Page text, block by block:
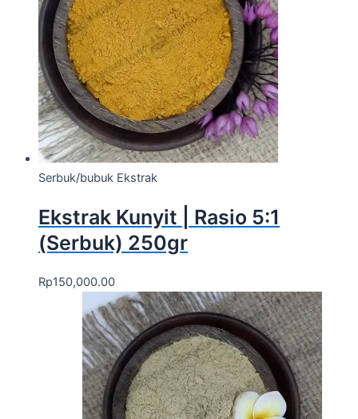
Serbuk/bubuk Ekstrak
Ekstrak Kunyit | Rasio 5:1
(Serbuk) 250gr
Rp150,000.00